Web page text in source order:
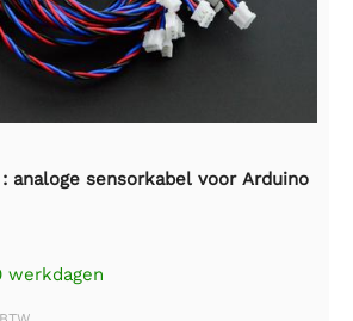
analoge sensorkabel voor Arduino
werkdagen